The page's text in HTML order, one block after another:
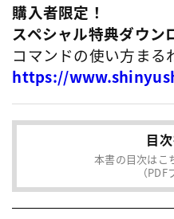
購入者限定！
スペシャル特典ダウン
コマンドの使い方まる
https://
目
本書の目次はこ
（PDF